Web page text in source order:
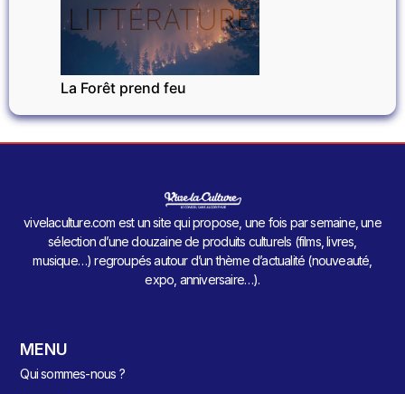
LITTÉRATURE
La Forêt prend feu
vivelaculture.com est un site qui propose, une fois par semaine, une
sélection d’une douzaine de produits culturels (films, livres,
musique…) regroupés autour d’un thème d’actualité (nouveauté,
expo, anniversaire…).
MENU
Qui sommes-nous ?